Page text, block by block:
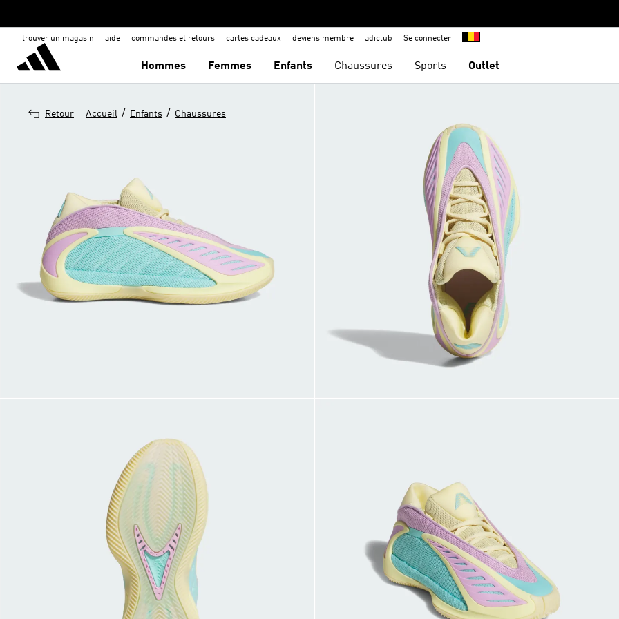
trouver un magasin aide commandes et retours cartes cadeaux deviens membre adiclub Se connecter
Hommes Femmes Enfants Chaussures Sports Outlet
Retour Accueil / Enfants / Chaussures